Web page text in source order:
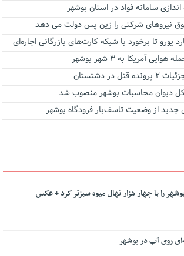
اندازی سامانه فواد در استان بوشهر
نیروهای شرکتی را زین پس دولت می دهد
هوایی آمریکا به ۳ شهر بوشهر
۲ پرونده قتل در دشتستان
دیوان محاسبات بوشهر منصوب شد
از وضعیت تاسف‌بار فرودگاه بوشهر
را با چهار هزار نهال میوه سبزتر کرد + عکس
روی آب در بوشهر